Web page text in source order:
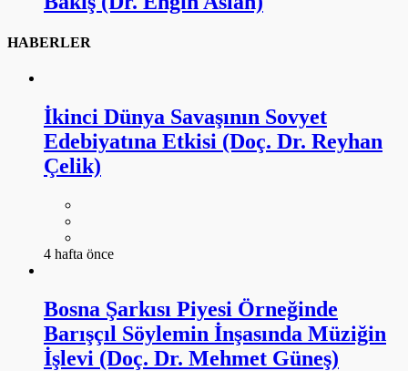
HABERLER
İkinci Dünya Savaşının Sovyet
Edebiyatına Etkisi (Doç. Dr. Reyhan
Çelik)
4 hafta önce
Bosna Şarkısı Piyesi Örneğinde
Barışçıl Söylemin İnşasında Müziğin
İşlevi (Doç. Dr. Mehmet Güneş)